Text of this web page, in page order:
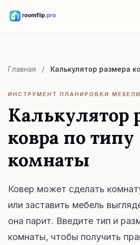
Загрузите фото комнаты и выберите
Переставить мебель
комнаты.
Посмотрите диван, кресло или стол в
Бесплатные инструменты
Рассчитайте пол и стены перед
Подберите начальный размер ковра
Проверка мебели по размеру
Главная / Калькулятор размера
ИНСТРУМЕНТ ПЛАНИРОВКИ МЕБЕЛИ
Калькулятор
ковра по типу
комнаты
Ковер может сделать
или заставить мебель
она парит. Введите тип и
комнаты, чтобы получить